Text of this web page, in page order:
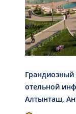
отельной
Алтынташ,